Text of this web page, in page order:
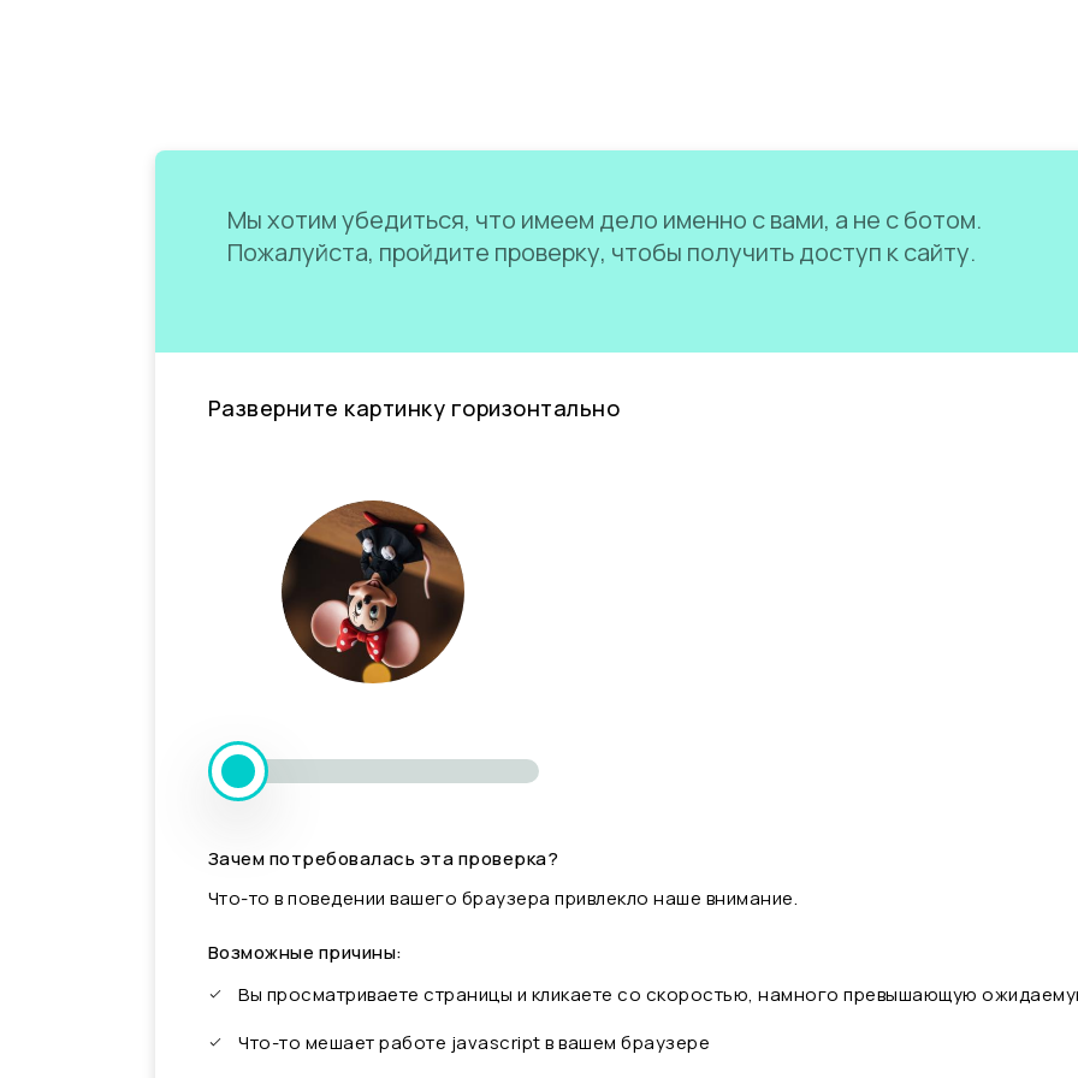
Мы хотим убедиться, что имеем дело именно с вами, а не с ботом.
Пожалуйста, пройдите проверку, чтобы получить доступ к сайту.
Разверните картинку горизонтально
Зачем потребовалась эта проверка?
Что-то в поведении вашего браузера привлекло наше внимание.
Возможные причины:
Вы просматриваете страницы и кликаете со скоростью, намного превышающую
Что-то мешает работе javascript в вашем браузере